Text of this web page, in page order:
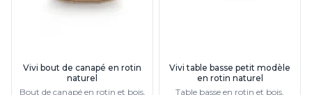
CVL Luminaires
Estro
Vivi bout de canapé en rotin
naturel
Bout de canapé en rotin et bois,
Vivi table basse petit modèle
en rotin naturel
Table basse en rotin et bois,